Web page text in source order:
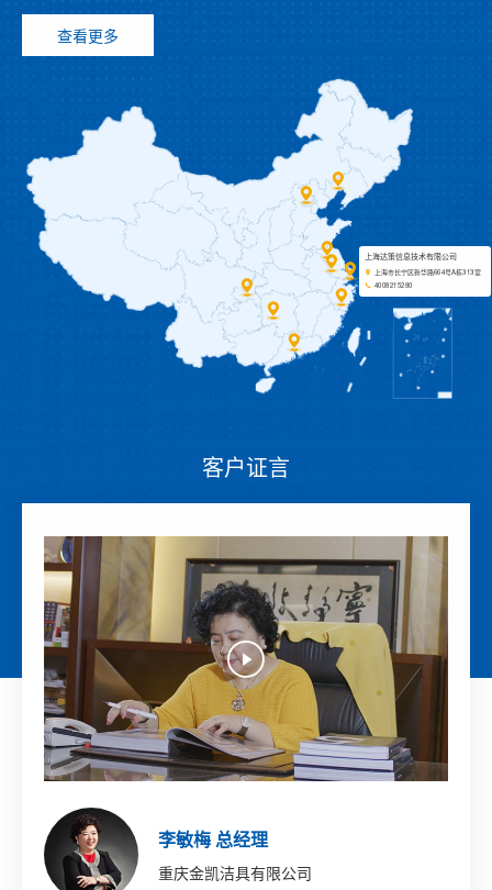
查看更多
上海达策信息技术有限公司
上海市长宁区新华路664号A栋313室
4008215280
客户证言
印琼玲 董事长
新阳硅密(上海)半导体技术有限公司
施允盛 副总裁
艾尔发智能科技股份有限公司
王珏 董事长秘书
乐鑫信息科技(上海)股份有限公司
董宇 技术部部长
哈尔滨固泰电子有限责任公司
胡其鸣 CEO
北京卢米埃时代院线有限公司
李敏梅 总经理
重庆金凯洁具有限公司
章吉龙 总经理
宁波赛龙进出口有限公司
徐佳伟 副总裁
意欧斯智能科技股份有限公司